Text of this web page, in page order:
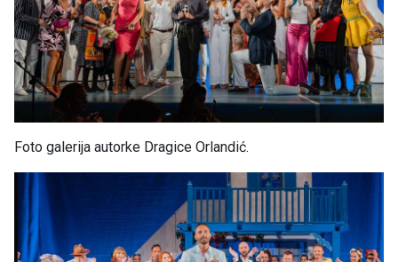
Foto galerija autorke Dragice Orlandić.